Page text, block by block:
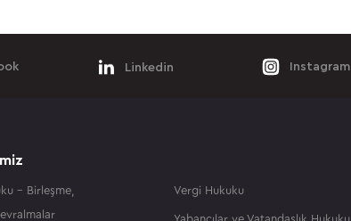
Linkedin Instagram
– Birleşme, Vergi Hukuku